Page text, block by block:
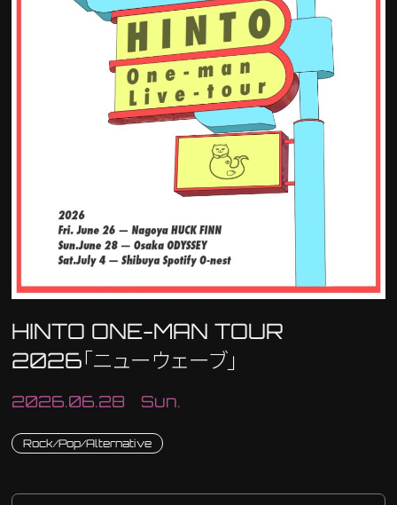
HINTO ONE-MAN TOUR
2026「ニューウェーブ」
2026.06.28 Sun.
Rock/Pop/Alternative